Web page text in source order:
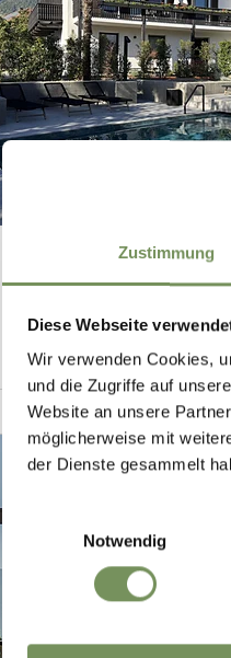
Zustimmung
Diese Webseite
Wir verwenden Cookies,
und die Zugriffe auf
Website an unsere
möglicherweise mit
der Dienste gesammelt
Einwilligungsauswahl
Notwendig